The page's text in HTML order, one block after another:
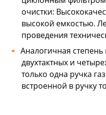
очистки:
высокой емкостью.
проведения
Аналогичная
двухтактных и
только одна ручка
встроенной в ручку